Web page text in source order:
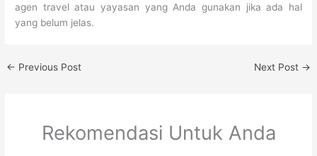
agen travel atau yayasan yang Anda gunakan jika ada hal
yang belum jelas.
← Previous Post Next Post →
Rekomendasi Untuk Anda